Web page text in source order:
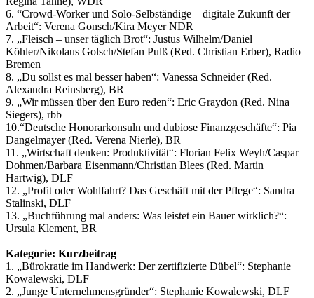
6. “Crowd-Worker und Solo-Selbständige – digitale Zukunft der
Arbeit“: Verena Gonsch/Kira Meyer NDR
7. „Fleisch – unser täglich Brot“: Justus Wilhelm/Daniel
Köhler/Nikolaus Golsch/Stefan Pulß (Red. Christian Erber), Radio
Bremen
8. „Du sollst es mal besser haben“: Vanessa Schneider (Red.
Alexandra Reinsberg), BR
9. „Wir müssen über den Euro reden“: Eric Graydon (Red. Nina
Siegers), rbb
10.“Deutsche Honorarkonsuln und dubiose Finanzgeschäfte“: Pia
Dangelmayer (Red. Verena Nierle), BR
11. „Wirtschaft denken: Produktivität“: Florian Felix Weyh/Caspar
Dohmen/Barbara Eisenmann/Christian Blees (Red. Martin
Hartwig), DLF
12. „Profit oder Wohlfahrt? Das Geschäft mit der Pflege“: Sandra
Stalinski, DLF
13. „Buchführung mal anders: Was leistet ein Bauer wirklich?“:
Ursula Klement, BR
Kategorie: Kurzbeitrag
1. „Bürokratie im Handwerk: Der zertifizierte Dübel“: Stephanie
Kowalewski, DLF
2. „Junge Unternehmensgründer“: Stephanie Kowalewski, DLF